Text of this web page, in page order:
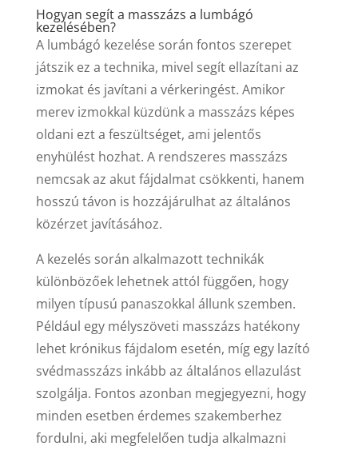
Hogyan segít a masszázs a lumbágó
kezelésében?
A lumbágó kezelése során fontos szerepet
játszik ez a technika, mivel segít ellazítani az
izmokat és javítani a vérkeringést. Amikor
merev izmokkal küzdünk a masszázs képes
oldani ezt a feszültséget, ami jelentős
enyhülést hozhat. A rendszeres masszázs
nemcsak az akut fájdalmat csökkenti, hanem
hosszú távon is hozzájárulhat az általános
közérzet javításához.
A kezelés során alkalmazott technikák
különbözőek lehetnek attól függően, hogy
milyen típusú panaszokkal állunk szemben.
Például egy mélyszöveti masszázs hatékony
lehet krónikus fájdalom esetén, míg egy lazító
svédmasszázs inkább az általános ellazulást
szolgálja. Fontos azonban megjegyezni, hogy
minden esetben érdemes szakemberhez
fordulni, aki megfelelően tudja alkalmazni